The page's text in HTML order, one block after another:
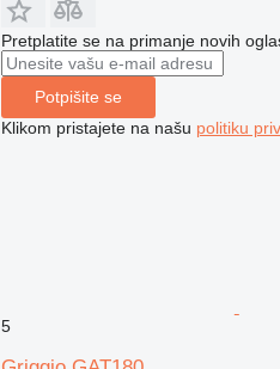
Pretplatite se na primanje novih
Potpišite se
Klikom pristajete na našu politiku
5